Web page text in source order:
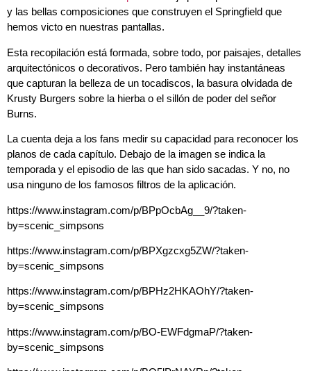
y las bellas composiciones que construyen el Springfield que
hemos victo en nuestras pantallas.
Esta recopilación está formada, sobre todo, por paisajes, detalles
arquitectónicos o decorativos. Pero también hay instantáneas
que capturan la belleza de un tocadiscos, la basura olvidada de
Krusty Burgers sobre la hierba o el sillón de poder del señor
Burns.
La cuenta deja a los fans medir su capacidad para reconocer los
planos de cada capítulo. Debajo de la imagen se indica la
temporada y el episodio de las que han sido sacadas. Y no, no
usa ninguno de los famosos filtros de la aplicación.
https://www.instagram.com/p/BPpOcbAg__9/?taken-
by=scenic_simpsons
https://www.instagram.com/p/BPXgzcxg5ZW/?taken-
by=scenic_simpsons
https://www.instagram.com/p/BPHz2HKAOhY/?taken-
by=scenic_simpsons
https://www.instagram.com/p/BO-EWFdgmaP/?taken-
by=scenic_simpsons